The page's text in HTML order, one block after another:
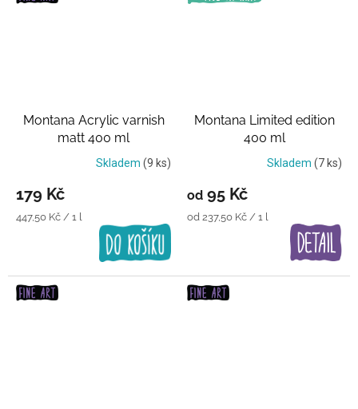
Montana Acrylic varnish
matt 400 ml
Transparentní lak
Skladem (9 ks)
179 Kč
Měrná
447,50 Kč / 1 l
Montana Limited edition
400 ml
Skladem (7 ks)
od 95 Kč
Měrná
od 237,50 Kč / 1 l